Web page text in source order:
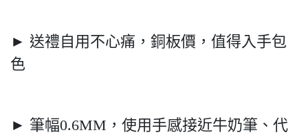
► 送禮自用不心痛，銅板價，值得入手包
色
► 筆幅0.6MM，使用手感接近牛奶筆、代